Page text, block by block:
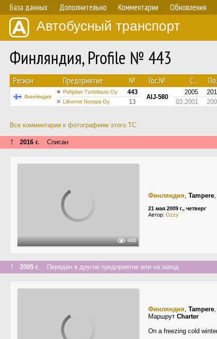
База данных Дополнительно Комментарии Обновления
Автобусный транспорт
Финляндия, Profile № 443
Регион Предприятие № Гос.№ С...
Финляндия
Pohjolan Turistiauto Oy 443
AIJ-580
2005
Liikenne Norppa Oy 13 03.2001
Все комментарии к фотографиям этого ТС
↑ 2016 г. Списан
448
Финляндия, Tampere
21 мая 2009 г., четверг
Автор: Ozzy
↑ 2005 г. Передан в другое предприятие или на завод
Финляндия, Tampere
Маршрут Charter
On a freezing cold